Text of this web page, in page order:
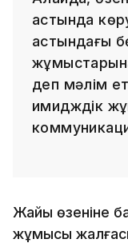
астында
астындағы
деп мәлім
имидждік
Жайық өзеніне
жұмысы